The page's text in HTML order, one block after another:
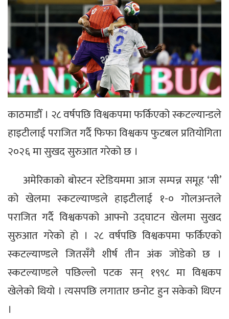
काठमाडौँ । २८ वर्षपछि विश्वकपमा फर्किएको स्कटल्यान्डले
हाइटीलाई पराजित गर्दै फिफा विश्वकप फुटबल प्रतियोगिता
२०२६ मा सुखद सुरुआत गरेको छ ।
अमेरिकाको बोस्टन स्टेडियममा आज सम्पन्न समूह ‘सी’
को खेलमा स्कटल्याण्डले हाइटीलाई १-० गोलअन्तले
पराजित गर्दै विश्वकपको आफ्नो उद्घाटन खेलमा सुखद
सुरुआत गरेको हो । २८ वर्षपछि विश्वकपमा फर्किएको
स्कटल्याण्डले जितसँगै शीर्ष तीन अंक जोडेको छ ।
स्कटल्याण्डले पछिल्लो पटक सन् १९९८ मा विश्वकप
खेलेको थियो । त्यसपछि लगातार छनोट हुन सकेको थिएन
।